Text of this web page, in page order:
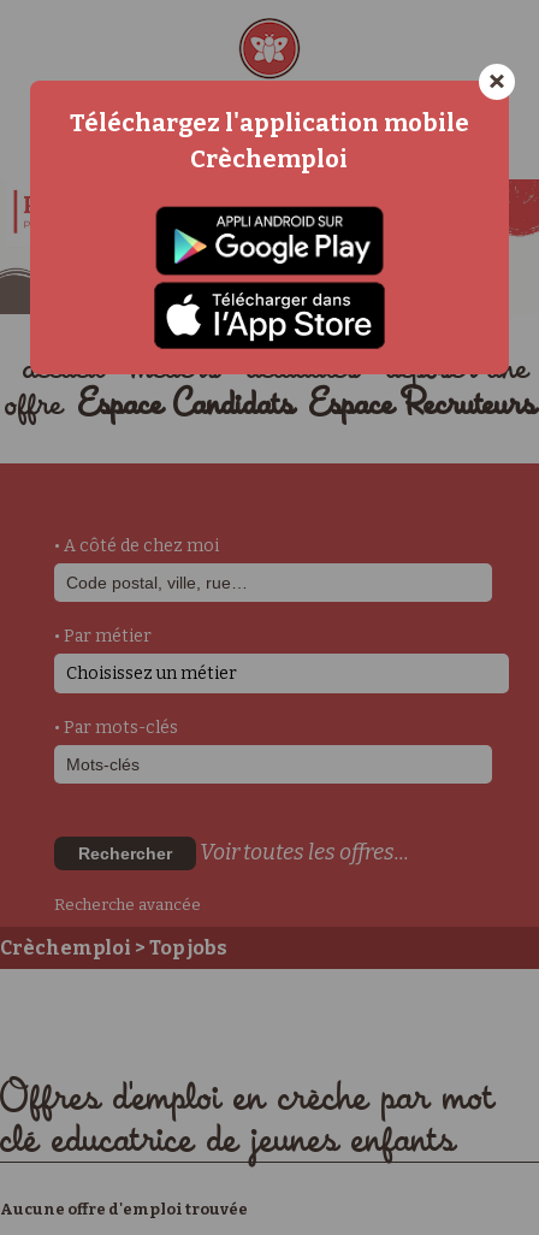
accueil métiers actualités
déposer une
offre Espace Candidats Espace Recruteurs
• A côté de chez moi
• Par métier
Choisissez un métier
• Par mots-clés
Rechercher Voir toutes les offres...
Recherche avancée
Crèchemploi > Top jobs
Offres d'emploi en crèche par mot
clé educatrice de jeunes enfants
Aucune offre d'emploi trouvée
×
Téléchargez l'application mobile
Crèchemploi